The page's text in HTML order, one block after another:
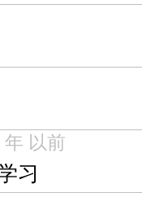
年 以前
习